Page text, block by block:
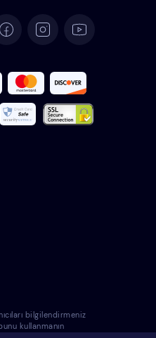
bilgilendirmeniz
kullanmanın